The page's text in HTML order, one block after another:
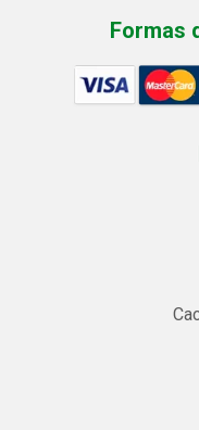
Formas